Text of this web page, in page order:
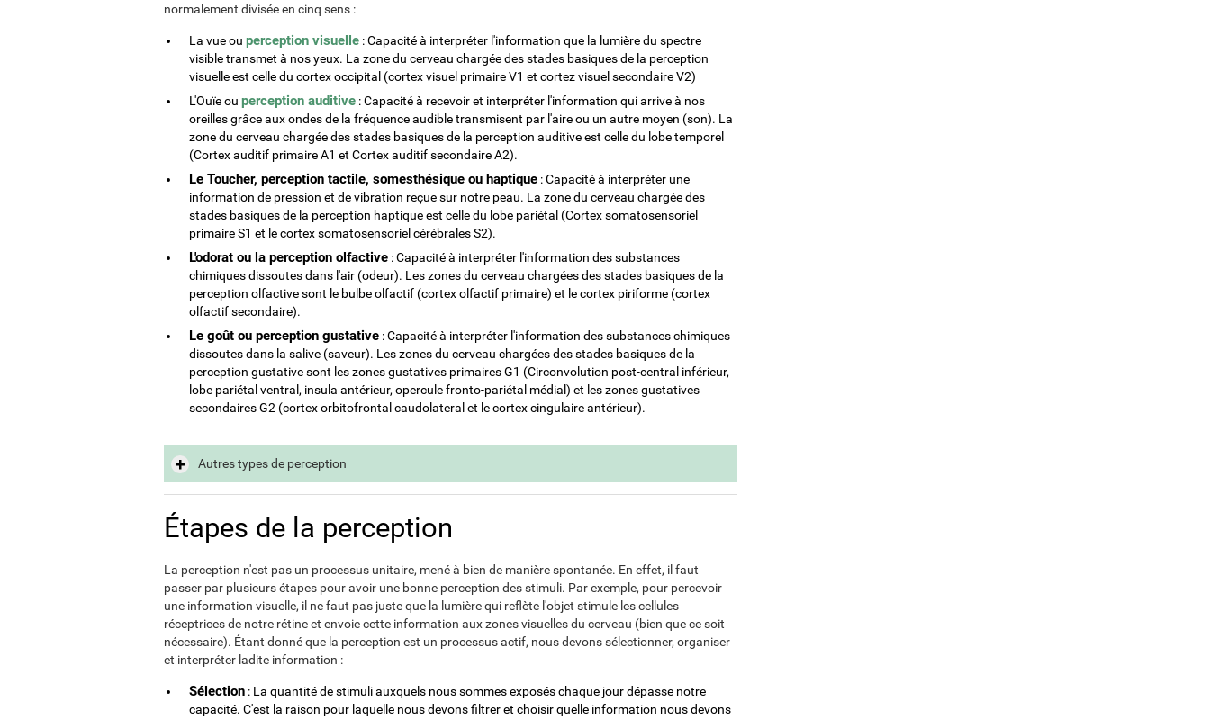
normalement divisée en cinq sens :
La vue ou perception visuelle : Capacité à interpréter l'information que la lumière du spectre
visible transmet à nos yeux. La zone du cerveau chargée des stades basiques de la perception
visuelle est celle du cortex occipital (cortex visuel primaire V1 et cortez visuel secondaire V2)
L'Ouïe ou perception auditive : Capacité à recevoir et interpréter l'information qui arrive à nos
oreilles grâce aux ondes de la fréquence audible transmisent par l'aire ou un autre moyen (son). La
zone du cerveau chargée des stades basiques de la perception auditive est celle du lobe temporel
(Cortex auditif primaire A1 et Cortex auditif secondaire A2).
Le Toucher, perception tactile, somesthésique ou haptique : Capacité à interpréter une
information de pression et de vibration reçue sur notre peau. La zone du cerveau chargée des
stades basiques de la perception haptique est celle du lobe pariétal (Cortex somatosensoriel
primaire S1 et le cortex somatosensoriel cérébrales S2).
L'odorat ou la perception olfactive : Capacité à interpréter l'information des substances
chimiques dissoutes dans l'air (odeur). Les zones du cerveau chargées des stades basiques de la
perception olfactive sont le bulbe olfactif (cortex olfactif primaire) et le cortex piriforme (cortex
olfactif secondaire).
Le goût ou perception gustative : Capacité à interpréter l'information des substances chimiques
dissoutes dans la salive (saveur). Les zones du cerveau chargées des stades basiques de la
perception gustative sont les zones gustatives primaires G1 (Circonvolution post-central inférieur,
lobe pariétal ventral, insula antérieur, opercule fronto-pariétal médial) et les zones gustatives
secondaires G2 (cortex orbitofrontal caudolateral et le cortex cingulaire antérieur).
Autres types de perception
Étapes de la perception
La perception n'est pas un processus unitaire, mené à bien de manière spontanée. En effet, il faut
passer par plusieurs étapes pour avoir une bonne perception des stimuli. Par exemple, pour percevoir
une information visuelle, il ne faut pas juste que la lumière qui reflète l'objet stimule les cellules
réceptrices de notre rétine et envoie cette information aux zones visuelles du cerveau (bien que ce soit
nécessaire). Étant donné que la perception est un processus actif, nous devons sélectionner, organiser
et interpréter ladite information :
Sélection : La quantité de stimuli auxquels nous sommes exposés chaque jour dépasse notre
capacité. C'est la raison pour laquelle nous devons filtrer et choisir quelle information nous devons